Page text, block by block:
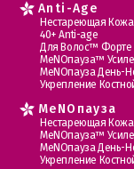
Anti-Age
Нестареющая
40+ Anti-age
Для Волос™ Форте
МеNOпауза™
МеNOпауза День-
Укрепление
MеNOпауза
Нестареющая
МеNOпауза™
МеNOпауза День-
Укрепление